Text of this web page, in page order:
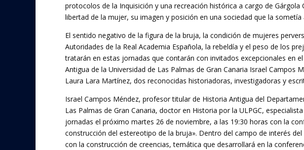
protocolos de la Inquisición y una recreación histórica a cargo de
libertad de la mujer, su imagen y posición en una sociedad que la
El sentido negativo de la figura de la bruja, la condición de mujeres
Autoridades de la Real Academia Española, la rebeldía y el peso de los
tratarán en estas jornadas que contarán con invitados excepcionales en
Antigua de la Universidad de Las Palmas de Gran Canaria Israel Campos
Laura Lara Martínez, dos reconocidas historiadoras, investigadoras y
Israel Campos Méndez, profesor titular de Historia Antigua del
Las Palmas de Gran Canaria, doctor en Historia por la ULPGC,
jornadas el próximo martes 26 de noviembre, a las 19:30 horas con la
construcción del estereotipo de la bruja». Dentro del campo de interés
con la construcción de creencias, temática que desarrollará en la